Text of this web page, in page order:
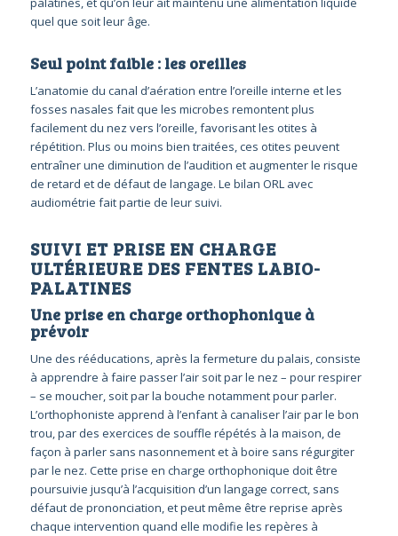
quel que soit leur âge.
Seul point faible : les oreilles
L’anatomie du canal d’aération entre l’oreille interne et les
fosses nasales fait que les microbes remontent plus
facilement du nez vers l’oreille, favorisant les otites à
répétition. Plus ou moins bien traitées, ces otites peuvent
entraîner une diminution de l’audition et augmenter le risque
de retard et de défaut de langage. Le bilan ORL avec
audiométrie fait partie de leur suivi.
SUIVI ET PRISE EN CHARGE
ULTÉRIEURE DES FENTES LABIO-
PALATINES
Une prise en charge orthophonique à
prévoir
Une des rééducations, après la fermeture du palais, consiste
à apprendre à faire passer l’air soit par le nez – pour respirer
– se moucher, soit par la bouche notamment pour parler.
L’orthophoniste apprend à l’enfant à canaliser l’air par le bon
trou, par des exercices de souffle répétés à la maison, de
façon à parler sans nasonnement et à boire sans régurgiter
par le nez. Cette prise en charge orthophonique doit être
poursuivie jusqu’à l’acquisition d’un langage correct, sans
défaut de prononciation, et peut même être reprise après
chaque intervention quand elle modifie les repères à